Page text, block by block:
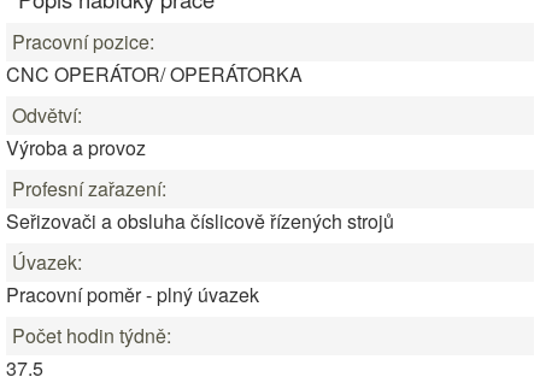
Pracovní pozice:
CNC OPERÁTOR/ OPERÁTORKA
Odvětví:
Výroba a provoz
Profesní zařazení:
Seřizovači a obsluha číslicově řízených strojů
Úvazek:
Pracovní poměr - plný úvazek
Počet hodin týdně:
37.5